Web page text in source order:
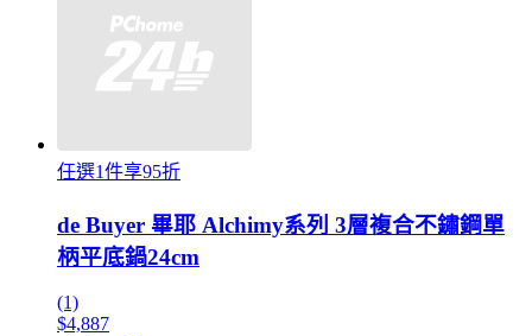
任選1件享95折
de Buyer 畢耶 Alchimy系列 3層複合不鏽鋼單
柄平底鍋24cm
(1)
$4,887